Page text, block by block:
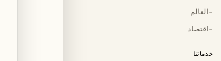
← العالم
← اقتصاد
خدماتنا